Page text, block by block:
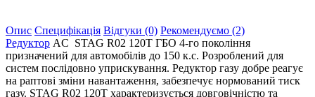
Опис Специфікація Відгуки (0) Рекомендуємо (2)
Редуктор AC STAG R02 120T ГБО 4-го покоління
призначений для автомобілів до 150 к.с. Розроблений для
систем послідовно уприскування. Редуктор газу добре реагує
на раптові зміни навантаження, забезпечує нормований тиск
газу. STAG R02 120T характеризується довговічністю та